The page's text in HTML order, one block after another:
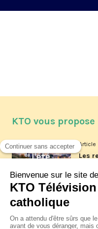
KTO vous propose
Article
Les
Article
La
jeudi